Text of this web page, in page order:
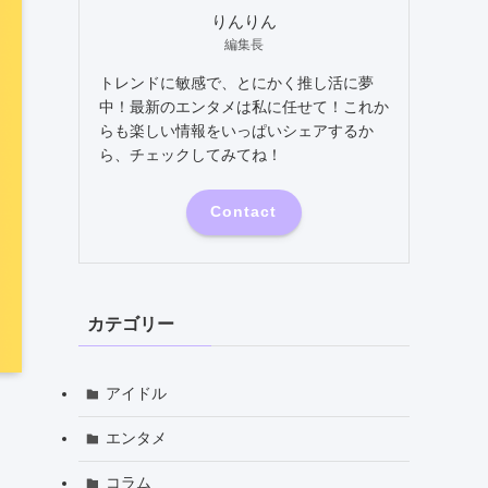
りんりん
編集長
トレンドに敏感で、とにかく推し活に夢
中！最新のエンタメは私に任せて！これか
らも楽しい情報をいっぱいシェアするか
ら、チェックしてみてね！
Contact
カテゴリー
アイドル
エンタメ
コラム